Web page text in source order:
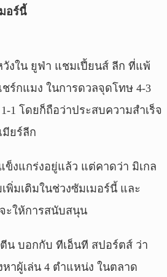
อร์นี้
งใน ยูฟ่า แชมเปี้ยนส์ ลีก ที่แพ้
ร์กแมง ในการดวลจุดโทษ 4-3
1 โดยก็ถือว่าประสบความสำเร็จ
มียร์ลีก
งแกร่งอยู่แล้ว แต่คาดว่า มิเกล
พิ่มเติมในช่วงซัมเมอร์นี้ และ
ะให้การสนับสนุน
น บอกกับ ทีเอ็นที สปอร์ตส์ ว่า
หาผู้เล่น 4 ตำแหน่ง ในตลาด